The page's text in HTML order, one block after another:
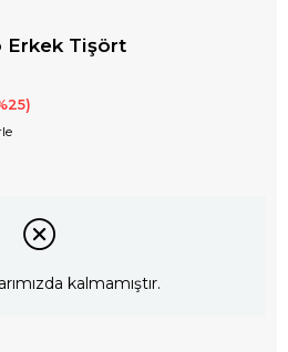
Erkek Tişört
25
kalmamıştır.